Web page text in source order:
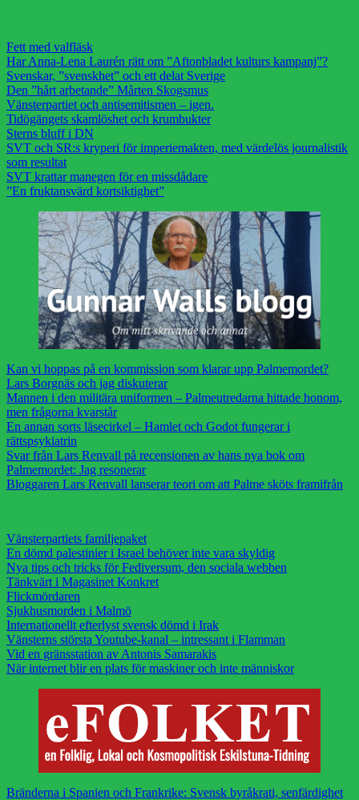
Fett med valfläsk
Har Anna-Lena Laurén rätt om ”Aftonbladet kulturs kampanj”?
Svenskar, ”svenskhet” och ett delat Sverige
Den ”hårt arbetande” Mårten Skogsmus
Vänsterpartiet och antisemitismen – igen.
Tidögängets skamlöshet och krumbukter
Sterns bluff i DN
SVT och SR:s kryperi för imperiemakten, med värdelös journalistik
som resultat
SVT krattar manegen för en missdådare
”En fruktansvärd kortsiktighet”
Kan vi hoppas på en kommission som klarar upp Palmemordet?
Lars Borgnäs och jag diskuterar
Mannen i den militära uniformen – Palmeutredarna hittade honom,
men frågorna kvarstår
En annan sorts läsecirkel – Hamlet och Godot fungerar i
rättspsykiatrin
Svar från Lars Renvall på recensionen av hans nya bok om
Palmemordet: Jag resonerar
Bloggaren Lars Renvall lanserar teori om att Palme sköts framifrån
Vänsterpartiets familjepaket
En dömd palestinier i Israel behöver inte vara skyldig
Nya tips och tricks för Fediversum, den sociala webben
Tänkvärt i Magasinet Konkret
Flickmördaren
Sjukhusmorden i Malmö
Internationellt efterlyst svensk dömd i Irak
Vänsterns största Youtube-kanal – intressant i Flamman
Vid en gränsstation av Antonis Samarakis
När internet blir en plats för maskiner och inte människor
Bränderna i Spanien och Frankrike: Svensk byråkrati, senfärdighet